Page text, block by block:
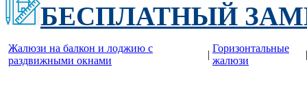
БЕСПЛАТНЫЙ
Жалюзи на балкон и лоджию c
раздвижными окнами
|
Горизонтальные
жалюзи
|